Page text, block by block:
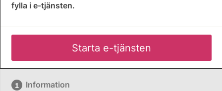
fylla i e-tjänsten.
Starta e-tjänsten
Information